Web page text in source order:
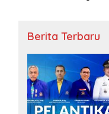
Berita Terbaru